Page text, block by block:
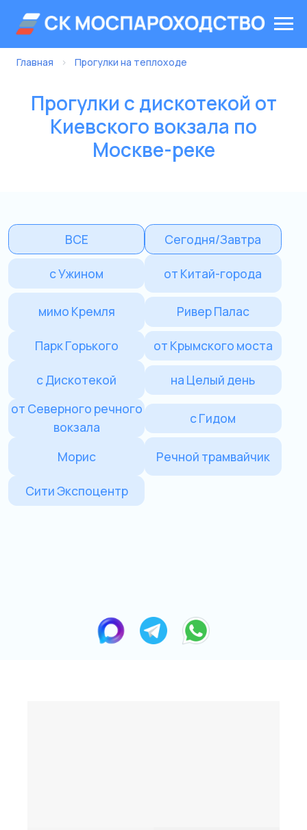
Главная › Прогулки на теплоходе
Прогулки с дискотекой от
Киевского вокзала по
Москве-реке
мимо Кремля Ривер Палас
Парк Горького от Крымского моста
с Дискотекой
на Целый день
от Северного речного
вокзала
Речной трамвайчик